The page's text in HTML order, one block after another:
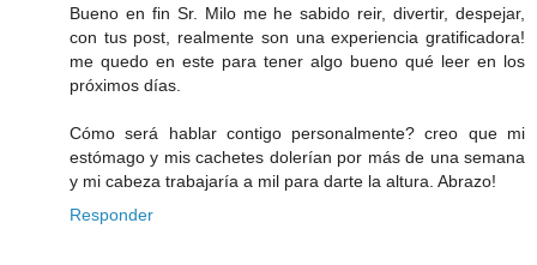
Bueno en fin Sr. Milo me he sabido reir, divertir, despejar,
con tus post, realmente son una experiencia gratificadora!
me quedo en este para tener algo bueno qué leer en los
próximos días.
Cómo será hablar contigo personalmente? creo que mi
estómago y mis cachetes dolerían por más de una semana
y mi cabeza trabajaría a mil para darte la altura. Abrazo!
Responder